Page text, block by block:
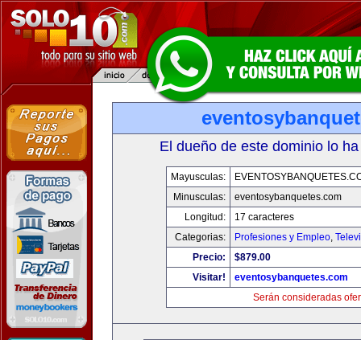
El dueño de este dominio lo
Mayusculas:
Minusculas:
eventosybanquetes.com
Longitud:
17 caracteres
Categorias:
Profesiones y Empleo,
Precio:
$879.00
Visitar!
eventosybanquetes.com
Serán consideradas